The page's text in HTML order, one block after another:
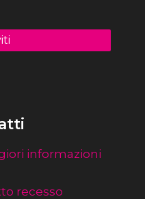
informazioni
recesso